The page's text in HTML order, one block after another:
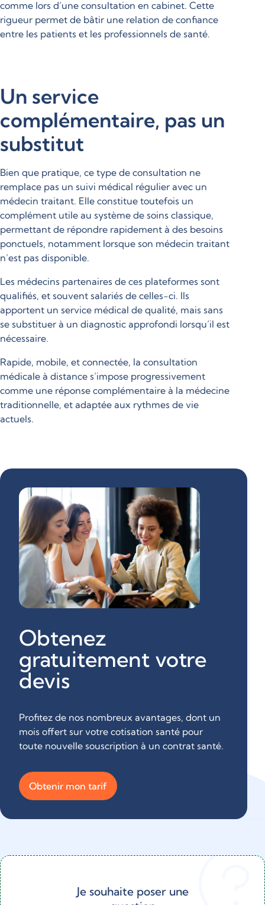
comme lors d’une consultation en cabinet. Cette
rigueur permet de bâtir une relation de confiance
entre les patients et les professionnels de santé.
Un service
complémentaire, pas un
substitut
Bien que pratique, ce type de consultation ne
remplace pas un suivi médical régulier avec un
médecin traitant. Elle constitue toutefois un
complément utile au système de soins classique,
permettant de répondre rapidement à des besoins
ponctuels, notamment lorsque son médecin traitant
n’est pas disponible.
Les médecins partenaires de ces plateformes sont
qualifiés, et souvent salariés de celles-ci. Ils
apportent un service médical de qualité, mais sans
se substituer à un diagnostic approfondi lorsqu’il est
nécessaire.
Rapide, mobile, et connectée, la consultation
médicale à distance s’impose progressivement
comme une réponse complémentaire à la médecine
traditionnelle, et adaptée aux rythmes de vie
actuels.
Obtenez
gratuitement votre
devis
Profitez de nos nombreux avantages, dont un
mois offert sur votre cotisation santé pour
toute nouvelle souscription à un contrat santé.
Obtenir mon tarif
Je souhaite poser une